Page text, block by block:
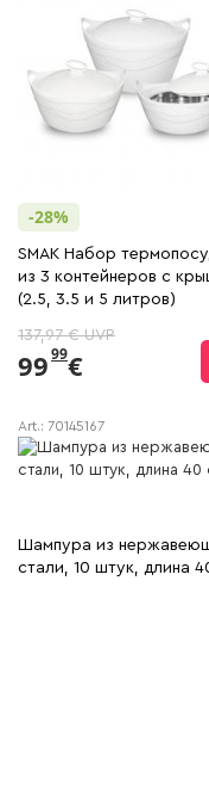
-28%
SMAK Набор
из 3 контейнеров с
(2.5, 3.5 и 5 литров)
137,97 € UVP
9999€
Art.: 70145167
Шампура из
стали, 10 штук, длина